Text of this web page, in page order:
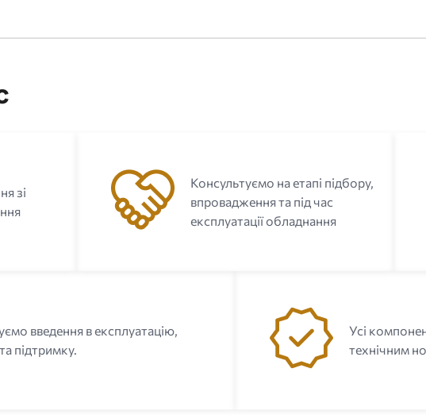
зі
Консультуємо на етапі підбору,
впровадження та під час
експлуатації обладнання
введення в експлуатацію,
підтримку.
Усі
технічним